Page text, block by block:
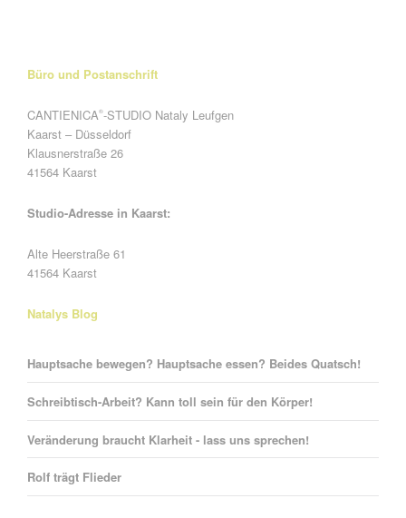
Büro und Postanschrift
CANTIENICA®-STUDIO Nataly Leufgen
Kaarst – Düsseldorf
Klausnerstraße 26
41564 Kaarst
Studio-Adresse in Kaarst:
Alte Heerstraße 61
41564 Kaarst
Natalys Blog
Hauptsache bewegen? Hauptsache essen? Beides Quatsch!
Schreibtisch-Arbeit? Kann toll sein für den Körper!
Veränderung braucht Klarheit - lass uns sprechen!
Rolf trägt Flieder